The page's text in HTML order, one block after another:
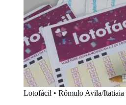
Lotofácil • Rômulo Avila/Itatiaia